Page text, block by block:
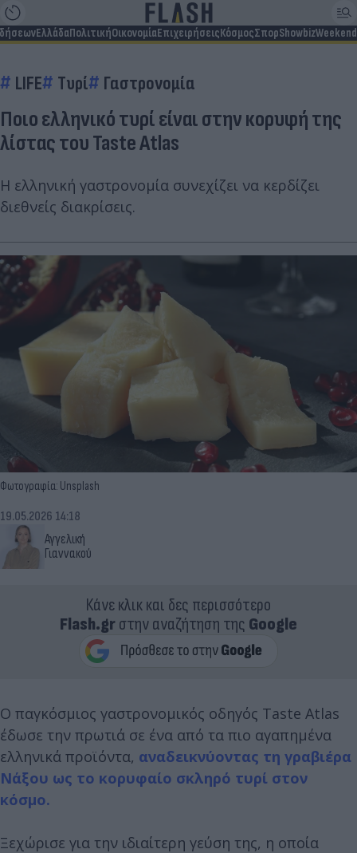
ΕλλάδαΠολιτικήΟικονομίαΕπιχειρήσειςΚόσμοςΣπορShowbizWeekend
LIFE Τυρί Γαστρονομία
Ποιο ελληνικό τυρί είναι στην κορυφή της
λίστας του Taste Atlas
Η ελληνική γαστρονομία συνεχίζει να κερδίζει
διεθνείς διακρίσεις.
Φωτογραφία: Unsplash
Αγγελική
Γιαννακού
19.05.2026 14:18
Κάνε κλικ και δες περισσότερο
Flash.grστην αναζήτηση της Google
Ο παγκόσμιος γαστρονομικός οδηγός Taste Atlas
έδωσε την πρωτιά σε ένα από τα πιο αγαπημένα
ελληνικά προϊόντα, αναδεικνύοντας τη γραβιέρα
Νάξου ως το κορυφαίο σκληρό τυρί στον
κόσμο.
Ξεχώρισε για την ιδιαίτερη γεύση της, η οποία